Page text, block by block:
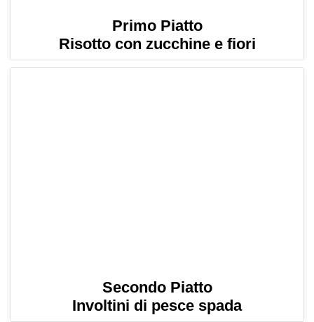
Primo Piatto
Risotto con zucchine e fiori
Secondo Piatto
Involtini di pesce spada